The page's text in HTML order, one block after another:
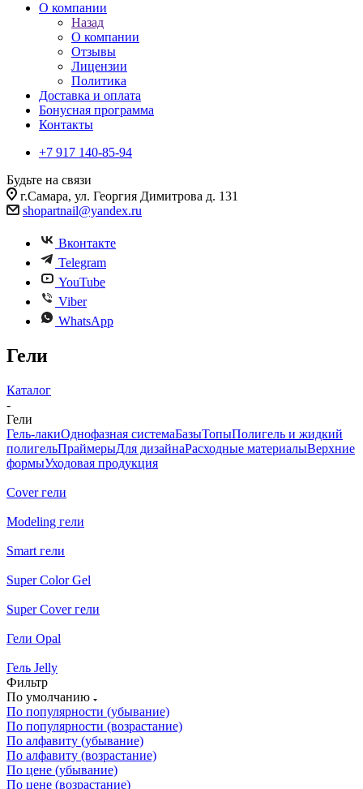
О компании
Назад
О компании
Отзывы
Лицензии
Политика
Доставка и оплата
Бонусная программа
Контакты
+7 917 140-85-94
Будьте на связи
г.Самара, ул. Георгия Димитрова д. 131
shopartnail@yandex.ru
Вконтакте
Telegram
YouTube
Viber
WhatsApp
Гели
Каталог
-
Гели
Гель-лакиОднофазная системаБазыТопыПолигель и жидкий
полигельПраймерыДля дизайнаРасходные материалыВерхние
формыУходовая продукция
Cover гели
Modeling гели
Smart гели
Super Color Gel
Super Cover гели
Гели Opal
Гель Jelly
Фильтр
По умолчанию
По популярности (убывание)
По популярности (возрастание)
По алфавиту (убывание)
По алфавиту (возрастание)
По цене (убывание)
По цене (возрастание)